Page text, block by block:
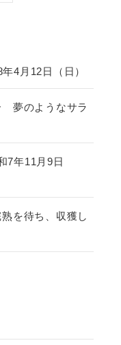
4月12日（日）
夢のようなサラ
7年11月9日
熟を待ち、収獲し